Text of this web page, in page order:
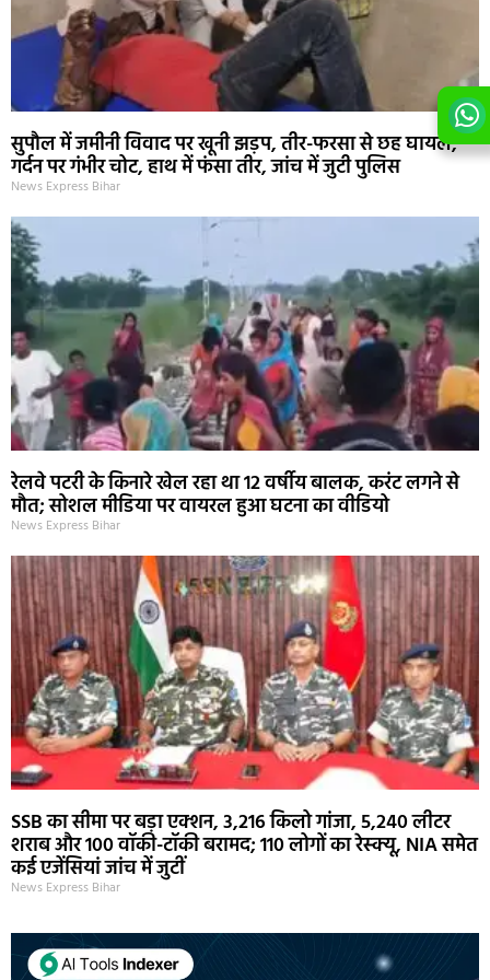
सुपौल में जमीनी विवाद पर खूनी झड़प, तीर-फरसा से छह घायल;
गर्दन पर गंभीर चोट, हाथ में फंसा तीर, जांच में जुटी पुलिस
News Express Bihar
रेलवे पटरी के किनारे खेल रहा था 12 वर्षीय बालक, करंट लगने से
मौत; सोशल मीडिया पर वायरल हुआ घटना का वीडियो
News Express Bihar
SSB का सीमा पर बड़ा एक्शन, 3,216 किलो गांजा, 5,240 लीटर
शराब और 100 वॉकी-टॉकी बरामद; 110 लोगों का रेस्क्यू, NIA समेत
कई एजेंसियां जांच में जुटीं
News Express Bihar